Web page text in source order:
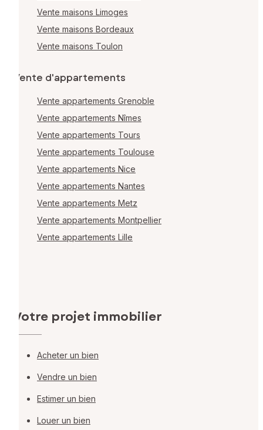
Vente maisons Limoges
Vente maisons Bordeaux
Vente maisons Toulon
Vente d'appartements
Vente appartements Grenoble
Vente appartements Nîmes
Vente appartements Tours
Vente appartements Toulouse
Vente appartements Nice
Vente appartements Nantes
Vente appartements Metz
Vente appartements Montpellier
Vente appartements Lille
Votre projet immobilier
Acheter un bien
Vendre un bien
Estimer un bien
Louer un bien